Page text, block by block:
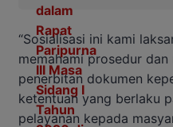
“Sosialisasi ini kami
memahami prosedur
penerbitan dokumen
ketentuan yang berlaku
pelayanan kepada